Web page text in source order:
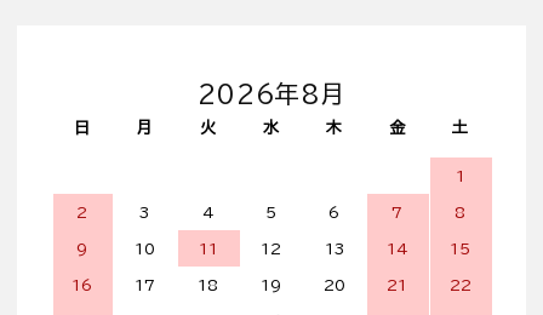
2026年8月
日 月 火 水 木 金 土
1
2 3 4 5 6 7 8
9 10 11 12 13 14 15
16 17 18 19 20 21 22